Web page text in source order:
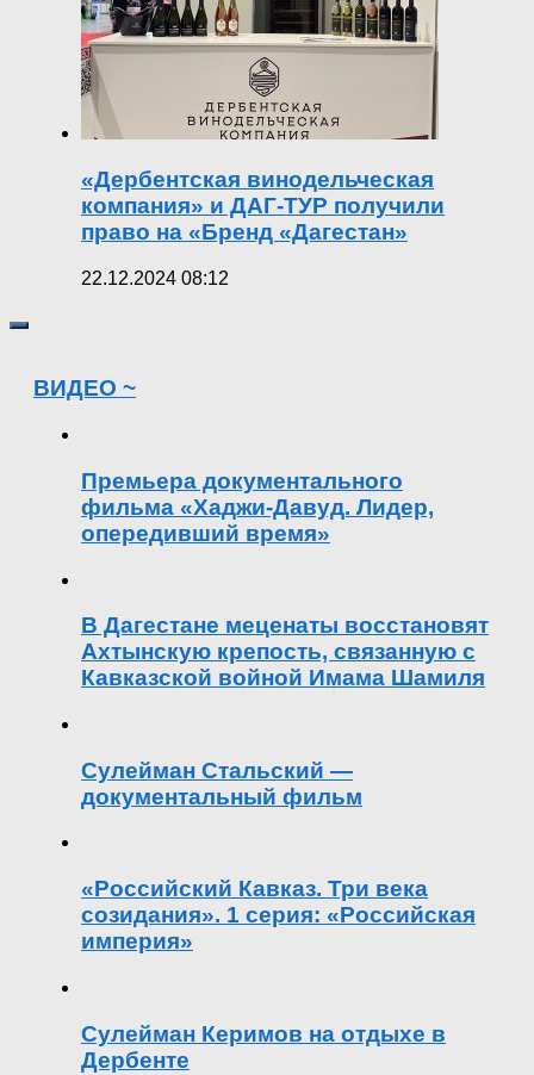
«Дербентская винодельческая
компания» и ДАГ-ТУР получили
право на «Бренд «Дагестан»
22.12.2024 08:12
ВИДЕО ~
Премьера документального
фильма «Хаджи-Давуд. Лидер,
опередивший время»
В Дагестане меценаты восстановят
Ахтынскую крепость, связанную с
Кавказской войной Имама Шамиля
Сулейман Стальский —
документальный фильм
«Российский Кавказ. Три века
созидания». 1 серия: «Российская
империя»
Сулейман Керимов на отдыхе в
Дербенте